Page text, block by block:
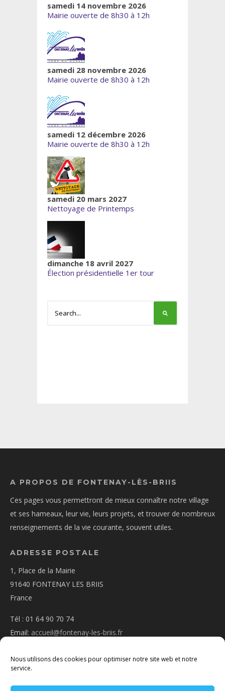
Nous utilisons des cookies pour optimiser notre site web et notre
service.
samedi 14 novembre 2026
Mairie ouverte de 8h30 à 12h
samedi 28 novembre 2026
Mairie ouverte de 8h30 à 12h
samedi 12 décembre 2026
Mairie ouverte de 8h30 à 12h
samedi 20 mars 2027
Nettoyage de Printemps
dimanche 18 avril 2027
Élection présidentielle 1er tour
A PROPOS DE FONTENAY-LÈS-BRIIS
Ces pages vous permettront de mieux connaître notre village
et ses hameaux, leur vie, leurs projets, et trouver de nombreux
renseignements de la vie courante, souvent utiles.
ADRESSE POSTALE
1, Place de la Mairie
91640 FONTENAY LES BRIIS
France
Tél : 01 64 90 70 74
Email: accueil@fontenay-les-briis.fr